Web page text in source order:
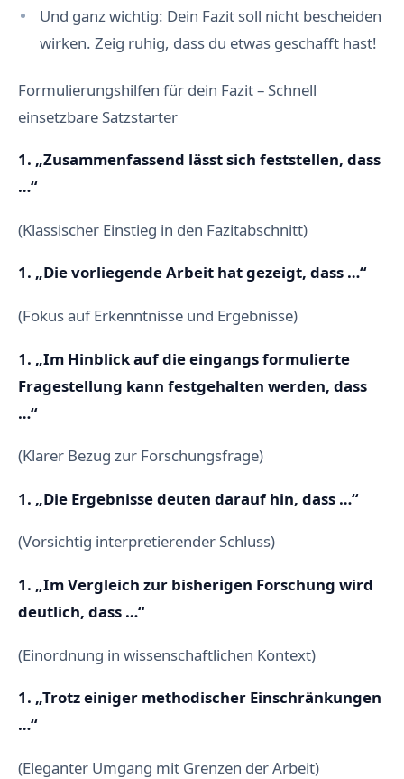
Und ganz wichtig: Dein Fazit soll nicht bescheiden
wirken. Zeig ruhig, dass du etwas geschafft hast!
Formulierungshilfen für dein Fazit – Schnell
einsetzbare Satzstarter
1. „Zusammenfassend lässt sich feststellen, dass
…“
(Klassischer Einstieg in den Fazitabschnitt)
1. „Die vorliegende Arbeit hat gezeigt, dass …“
(Fokus auf Erkenntnisse und Ergebnisse)
1. „Im Hinblick auf die eingangs formulierte
Fragestellung kann festgehalten werden, dass
…“
(Klarer Bezug zur Forschungsfrage)
1. „Die Ergebnisse deuten darauf hin, dass …“
(Vorsichtig interpretierender Schluss)
1. „Im Vergleich zur bisherigen Forschung wird
deutlich, dass …“
(Einordnung in wissenschaftlichen Kontext)
1. „Trotz einiger methodischer Einschränkungen
…“
(Eleganter Umgang mit Grenzen der Arbeit)